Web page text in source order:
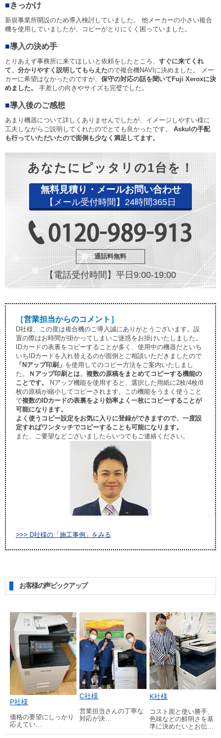
■きっかけ
新規事業所開設のため導入検討していました。 他メーカーの小さい複合
機を使用していましたが、コピーがとりにくく困っていました。
■導入の決め手
とりあえず事務所に来てほしいと依頼をしたところ、 すぐに来てくれ
て、分かりやすく説明してもらえたので複合機NAVIに決めました。 メー
カーに希望はなかったのですが、 保守の対応の話を聞いてFuji Xeroxに決
めました。 手差しの向きやサイズも完璧でした。
■導入後のご感想
あまり機器について詳しくありませんでしたが、イメージしやすい様に
工夫しながらご説明してくれたのでとても良かったです。 Askulの手配
も行っていただいたので面倒も少なく満足してます。
あなたにピッタリの1台を！
無料見積り・メールお問い合わせ
【メール受付時間】24時間365日
通話料無料
【電話受付時間】平日9:00-19:00
［営業担当からのコメント］
D社様、この度は複合機のご導入誠にありがとうございます。設
置の際はお時間が掛かってしまいご迷惑をお掛けいたしました。
IDカードの表裏をコピーすることが多く、使用中の機器だといち
いちIDカードを入れ替えるのが面倒とご相談いただきましたので
「Nアップ印刷」 を使用してのコピー方法をご案内いたしまし
た。
Ｎアップ印刷とは、複数の原稿をまとめてコピーする機能の
ことです。
Nアップ機能を使用すると、選択した用紙に2枚/4枚/8
枚の原稿が縮小してコピーされます。この機能をうまく使うこと
で複数のIDカードの表裏をより効率よく一枚にコピーすることが
可能になります。
よく使うコピー設定をお気に入りに登録ができますので、一度設
定すればワンタッチでコピーすることも可能になります。
また、ご要望などございましたらいつでもご連絡ください。
>>> D社様の「施工事例」をみる
お客様の声ピックアップ
P社様
価格の要望にしっかり
応えてい…
C社様
営業担当さんの丁寧な
対応が決…
K社様
コスト面と使い勝手、
色味などの鮮明さを基
準に決めたいとお伝…